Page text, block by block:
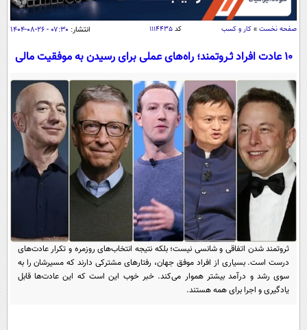
اقتصاد
اقتصادی
جامعه
حوادث
سلامت
یک برش دانایی
محیط زیست
سفر و تفریح
بین الملل
سیاست خارجی
فرهنگ و هنر
علم و دانش
فناوری و It
علمی
اخبار کریپتو
قرآن
گوناگون
سرگرمی
باشگاه مغز
مجله تصویری سلاح
فیلم
اقتصاد
ورزش
عصر ایران 2
خواندنی ها و دیدنی ها
آموزش زبان
صفحه نخست » کار و کسب کد ۱۱۱۴۴۳۵ انتشار: ۰۷:۳۰ - ۲۶-۰۸-۱۴۰۴
۱۰ عادت افراد ثـروتمند؛ راه‌های عملی برای رسیدن به موفقیت مالی
ثروتمند شدن اتفاقی و شانسی نیست؛ بلکه نتیجه انتخاب‌های روزمره و تکرار عادت‌های
درست است. بسیاری از افراد موفق جهان، رفتارهای مشترکی دارند که مسیرشان را به
سوی رشد و درآمد بیشتر هموار می‌کند. خبر خوب این است که این عادت‌ها قابل
یادگیری و اجرا برای همه هستند.